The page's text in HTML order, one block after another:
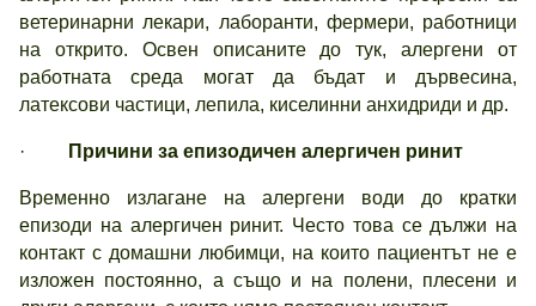
ветеринарни лекари, лаборанти, фермери, работници
на открито. Освен описаните до тук, алергени от
работната среда могат да бъдат и дървесина,
латексови частици, лепила, киселинни анхидриди и др.
· Причини за епизодичен алергичен ринит
Временно излагане на алергени води до кратки
епизоди на алергичен ринит. Често това се дължи на
контакт с домашни любимци, на които пациентът не е
изложен постоянно, а също и на полени, плесени и